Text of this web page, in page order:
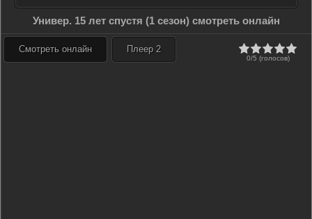
Универ. 15 лет спустя (1 сезон) смотреть онлайн
0/5 (голосов)
Смотреть онлайн Плеер 2